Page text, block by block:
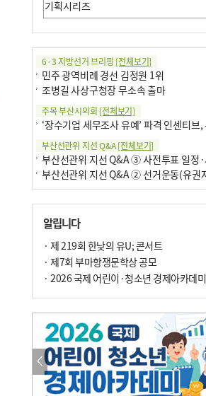
6·3 지방선거 브리핑 [전체보기]
민주 광역비례 경선 김정원 1위
조병길 사상구청장 무소속 출마
주목 부산시의회 [전체보기]
부산선관위 지선 Q&A[전체보기]
알립니다
· 제 219회 한낮의 유U; 콘서트
· 제7회 부마항쟁문학상 공모
· 2026 국제 어린이·청소년 경제아카데미